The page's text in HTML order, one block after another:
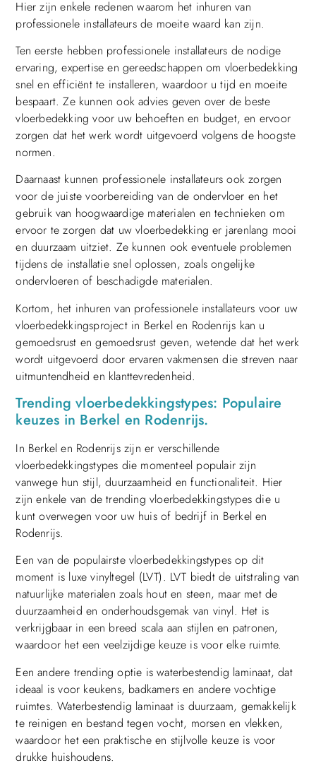
Hier zijn enkele redenen waarom het inhuren van
professionele installateurs de moeite waard kan zijn.
Ten eerste hebben professionele installateurs de nodige
ervaring, expertise en gereedschappen om vloerbedekking
snel en efficiënt te installeren, waardoor u tijd en moeite
bespaart. Ze kunnen ook advies geven over de beste
vloerbedekking voor uw behoeften en budget, en ervoor
zorgen dat het werk wordt uitgevoerd volgens de hoogste
normen.
Daarnaast kunnen professionele installateurs ook zorgen
voor de juiste voorbereiding van de ondervloer en het
gebruik van hoogwaardige materialen en technieken om
ervoor te zorgen dat uw vloerbedekking er jarenlang mooi
en duurzaam uitziet. Ze kunnen ook eventuele problemen
tijdens de installatie snel oplossen, zoals ongelijke
ondervloeren of beschadigde materialen.
Kortom, het inhuren van professionele installateurs voor uw
vloerbedekkingsproject in Berkel en Rodenrijs kan u
gemoedsrust en gemoedsrust geven, wetende dat het werk
wordt uitgevoerd door ervaren vakmensen die streven naar
uitmuntendheid en klanttevredenheid.
Trending vloerbedekkingstypes: Populaire
keuzes in Berkel en Rodenrijs.
In Berkel en Rodenrijs zijn er verschillende
vloerbedekkingstypes die momenteel populair zijn
vanwege hun stijl, duurzaamheid en functionaliteit. Hier
zijn enkele van de trending vloerbedekkingstypes die u
kunt overwegen voor uw huis of bedrijf in Berkel en
Rodenrijs.
Een van de populairste vloerbedekkingstypes op dit
moment is luxe vinyltegel (LVT). LVT biedt de uitstraling van
natuurlijke materialen zoals hout en steen, maar met de
duurzaamheid en onderhoudsgemak van vinyl. Het is
verkrijgbaar in een breed scala aan stijlen en patronen,
waardoor het een veelzijdige keuze is voor elke ruimte.
Een andere trending optie is waterbestendig laminaat, dat
ideaal is voor keukens, badkamers en andere vochtige
ruimtes. Waterbestendig laminaat is duurzaam, gemakkelijk
te reinigen en bestand tegen vocht, morsen en vlekken,
waardoor het een praktische en stijlvolle keuze is voor
drukke huishoudens.